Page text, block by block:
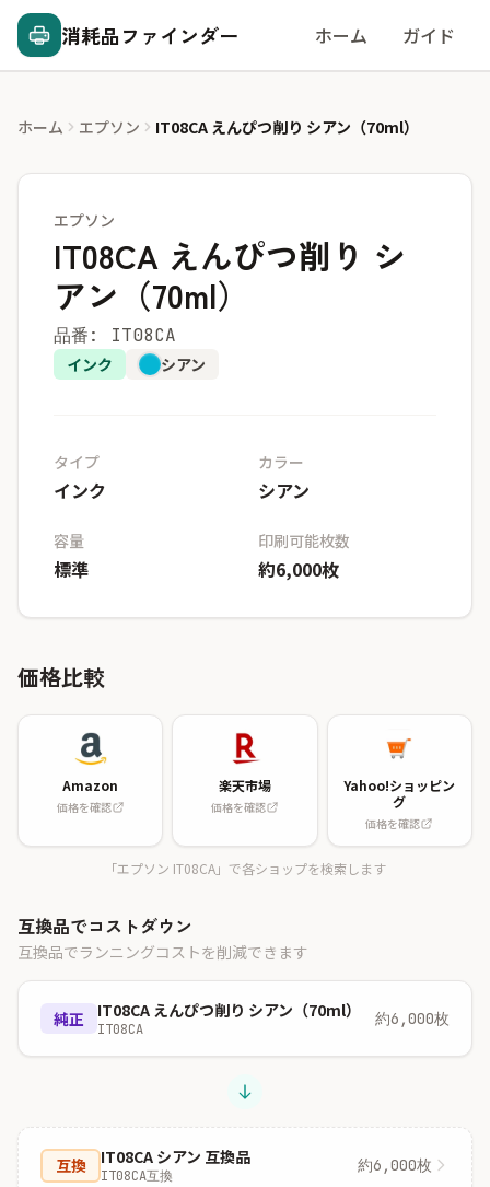
消耗品ファインダー ホーム ガイド
ホーム エプソン IT08CA えんぴつ削り シアン（70ml）
エプソン
IT08CA えんぴつ削り シ
アン（70ml）
品番: IT08CA
インク シアン
タイプ
インク
カラー
シアン
容量
標準
印刷可能枚数
約6,000枚
価格比較
Amazon
価格を確認
楽天市場
価格を確認
Yahoo!ショッピン
グ
価格を確認
「エプソン IT08CA」で各ショップを検索します
互換品でコストダウン
互換品でランニングコストを削減できます
純正 IT08CA えんぴつ削り シアン（70ml）
IT08CA
約6,000枚
互換 IT08CA シアン 互換品
IT08CA互換
約6,000枚